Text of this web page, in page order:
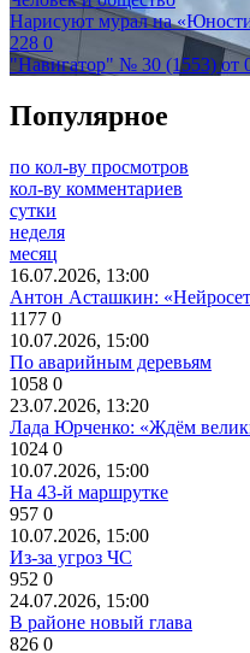
Нарисуют мурал на
228 0
"Навигатор" № 30 (1553) от
Популярное
по кол-ву просмотров
кол-ву комментариев
сутки
неделя
месяц
16.07.2026, 13:00
Антон Асташкин:
1177 0
10.07.2026, 15:00
По аварийным деревьям
1058 0
23.07.2026, 13:20
Лада Юрченко: «Ждём
1024 0
10.07.2026, 15:00
На 43-й маршрутке
957 0
10.07.2026, 15:00
Из-за угроз ЧС
952 0
24.07.2026, 15:00
В районе новый глава
826 0